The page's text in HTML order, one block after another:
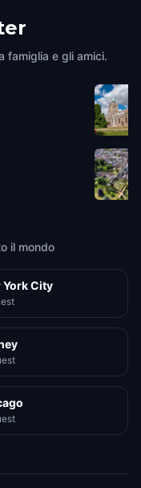
famiglia e gli amici.
il mondo
York City